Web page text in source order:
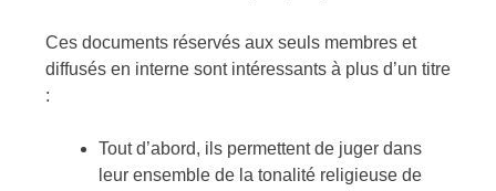
Ces documents réservés aux seuls membres et
diffusés en interne sont intéressants à plus d’un titre
:
Tout d’abord, ils permettent de juger dans
leur ensemble de la tonalité religieuse de